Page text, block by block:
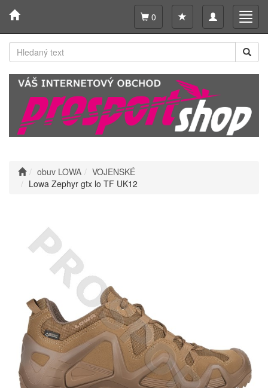
Toggle
navigation
0
obuv LOWA
VOJENSKÉ
Lowa Zephyr gtx lo TF UK12